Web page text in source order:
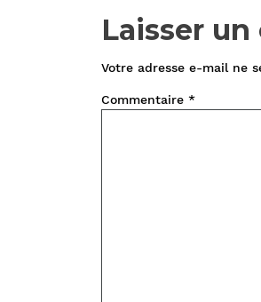
Laisser
Votre adresse e-mail ne
Commentaire *